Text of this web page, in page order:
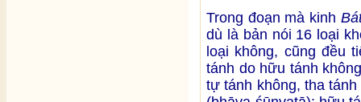
Trong đoạn mà kinh
dù là bản nói 16 loại
loại không, cũng đều
tánh do hữu tánh
tự tánh không, tha